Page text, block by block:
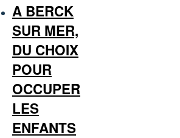
A BERCK
SUR MER,
DU CHOIX
POUR
OCCUPER
LES
ENFANTS